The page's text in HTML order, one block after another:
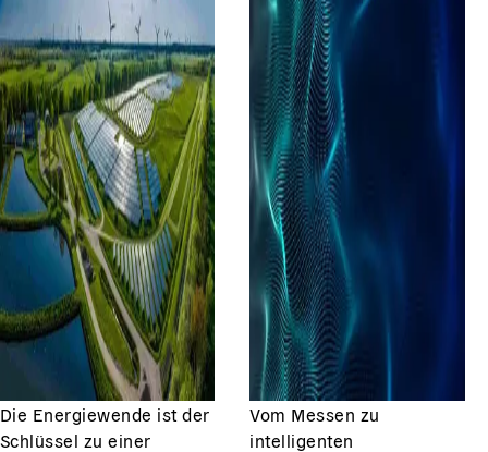
Die Energiewende ist der
Schlüssel zu einer
Vom Messen zu
intelligenten